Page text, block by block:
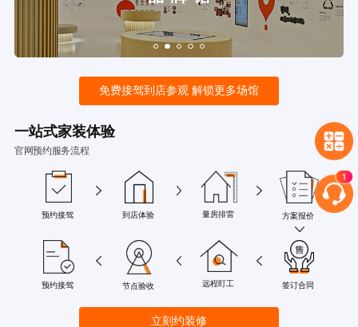
免费接驾到店参观 解锁更多场馆
一站式家装体验
官网预约服务流程
预约接驾 到店体验 量房排雷 方案报价
预约接驾 节点验收 远程盯工 签订合同
立刻约装修